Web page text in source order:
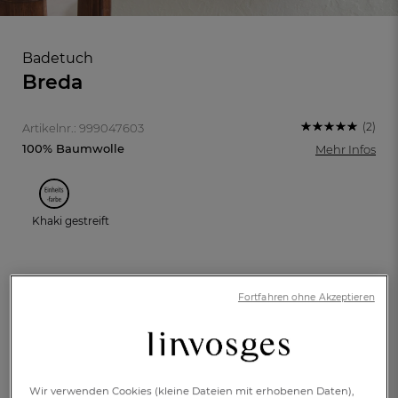
Badetuch
Breda
Artikelnr.: 999047603
100% Baumwolle
(2)
Mehr Infos
Khaki gestreift
Wir verwenden Cookies (kleine Dateien mit erhobenen Daten),
Fortfahren ohne Akzeptieren